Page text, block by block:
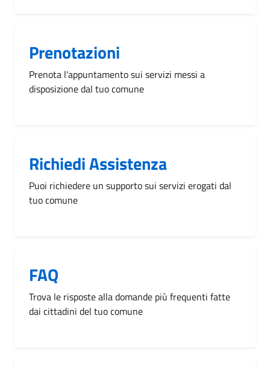
Prenotazioni
Prenota l'appuntamento sui servizi messi a
disposizione dal tuo comune
Richiedi Assistenza
Puoi richiedere un supporto sui servizi erogati dal
tuo comune
FAQ
Trova le risposte alla domande più frequenti fatte
dai cittadini del tuo comune